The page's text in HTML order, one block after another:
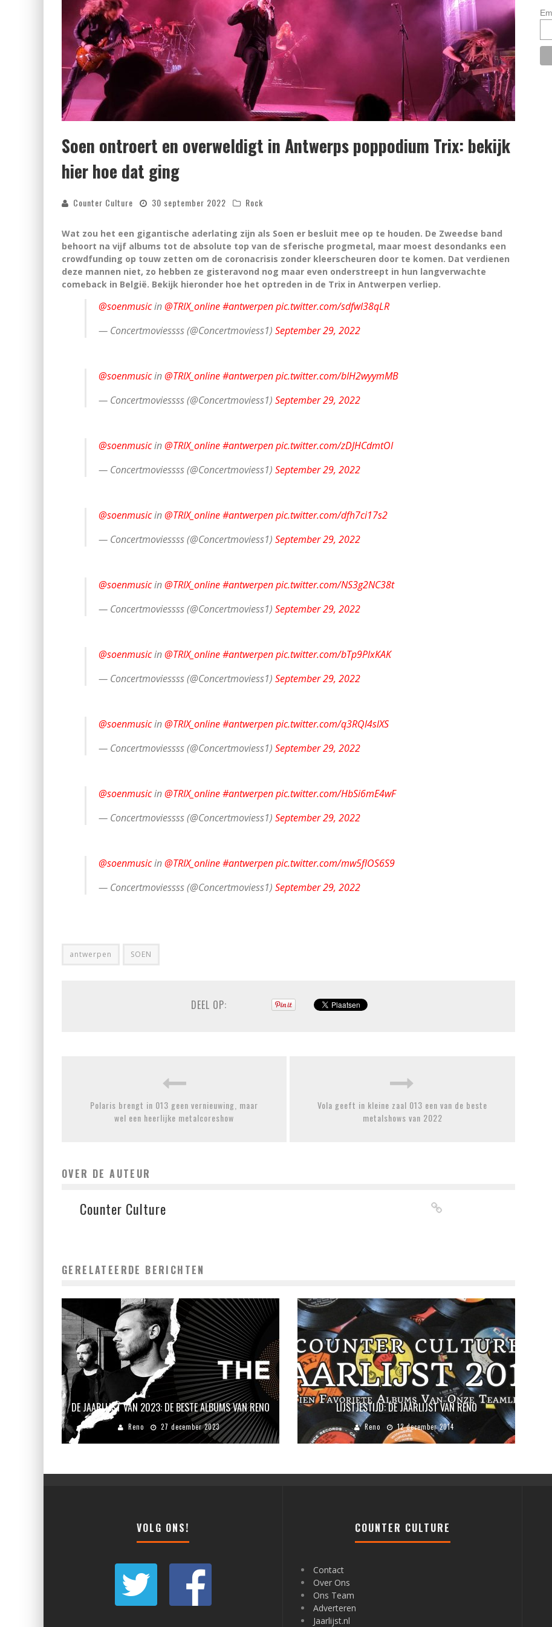
Soen ontroert en overweldigt in Antwerps poppodium Trix: bekijk
hier hoe dat ging
Counter Culture 30 september 2022 Rock
Wat zou het een gigantische aderlating zijn als Soen er besluit mee op te houden. De Zweedse band
behoort na vijf albums tot de absolute top van de sferische progmetal, maar moest desondanks een
crowdfunding op touw zetten om de coronacrisis zonder kleerscheuren door te komen. Dat verdienen
deze mannen niet, zo hebben ze gisteravond nog maar even onderstreept in hun langverwachte
comeback in België. Bekijk hieronder hoe het optreden in de Trix in Antwerpen verliep.
@soenmusicin@TRIX_online #antwerpen pic.twitter.com/sdfwI38qLR
— Concertmoviessss (@Concertmoviess1) September 29, 2022
@soenmusicin@TRIX_online #antwerpen pic.twitter.com/bIH2wyymMB
— Concertmoviessss (@Concertmoviess1) September 29, 2022
@soenmusicin@TRIX_online #antwerpen pic.twitter.com/zDJHCdmtOI
— Concertmoviessss (@Concertmoviess1) September 29, 2022
@soenmusicin@TRIX_online #antwerpen pic.twitter.com/dfh7ci17s2
— Concertmoviessss (@Concertmoviess1) September 29, 2022
@soenmusicin@TRIX_online #antwerpen pic.twitter.com/NS3g2NC38t
— Concertmoviessss (@Concertmoviess1) September 29, 2022
@soenmusicin@TRIX_online #antwerpen pic.twitter.com/bTp9PlxKAK
— Concertmoviessss (@Concertmoviess1) September 29, 2022
@soenmusicin@TRIX_online #antwerpen pic.twitter.com/q3RQl4slXS
— Concertmoviessss (@Concertmoviess1) September 29, 2022
@soenmusicin@TRIX_online #antwerpen pic.twitter.com/HbSi6mE4wF
— Concertmoviessss (@Concertmoviess1) September 29, 2022
@soenmusicin@TRIX_online #antwerpen pic.twitter.com/mw5flOS6S9
— Concertmoviessss (@Concertmoviess1) September 29, 2022
antwerpen SOEN
DEEL OP:
Polaris brengt in 013 geen vernieuwing, maar
wel een heerlijke metalcoreshow
Vola geeft in kleine zaal 013 een van de beste
metalshows van 2022
OVER DE AUTEUR
Counter Culture
GERELATEERDE BERICHTEN
DE JAARLIJST VAN 2023: DE BESTE ALBUMS VAN RENO
Reno 27 december 2023
LIJSTJESTIJD: DE JAARLIJST VAN RENO
Reno 12 december 2014
VOLG ONS! COUNTER CULTURE
Contact
Over Ons
Ons Team
Adverteren
Jaarlijst.nl